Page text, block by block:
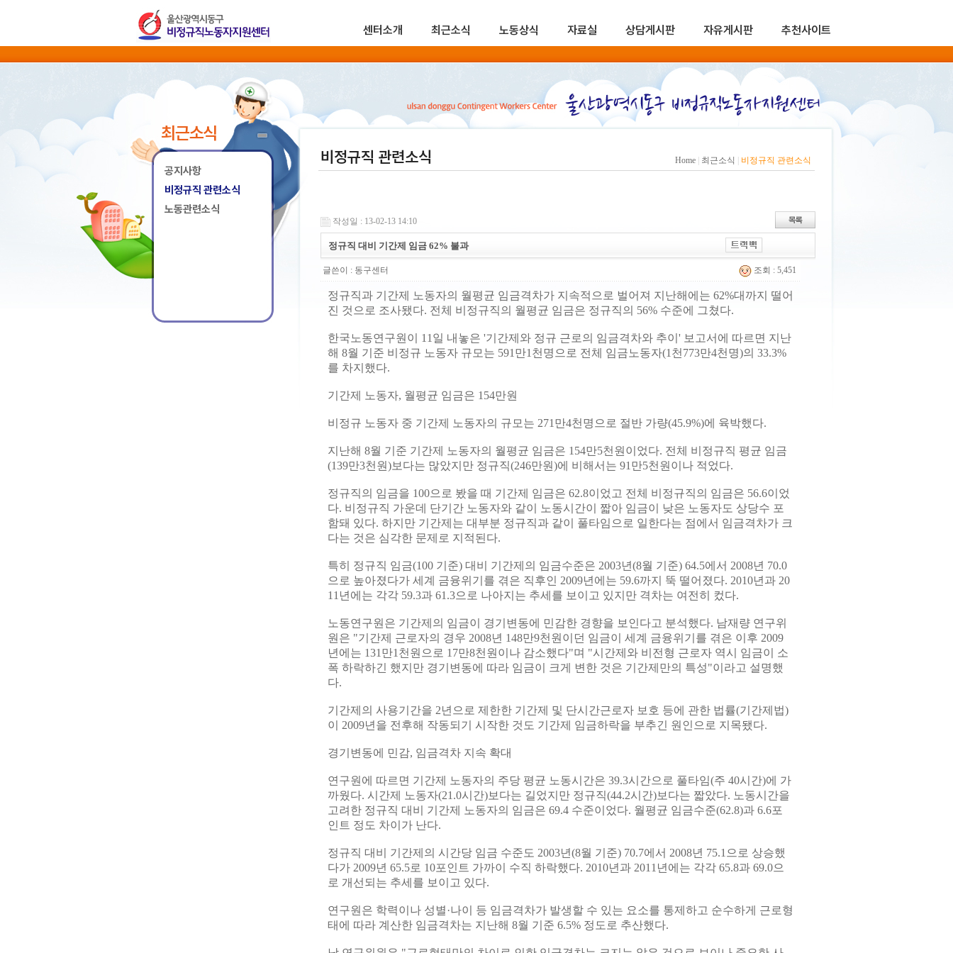
센터소개 최근소식 노동상식 자료실 상담게시판 자유게시판 추천사이트
최근소식
공지사항
비정규직 관련소식
노동관련소식
비정규직 관련소식 Home 최근소식 비정규직 관련소식
작성일 : 13-02-13 14:10
정규직 대비 기간제 임금 62% 불과
글쓴이 : 동구센터 조회 : 5,451
정규직과 기간제 노동자의 월평균 임금격차가 지속적으로 벌어져 지난해에는 62%대까지 떨어
진 것으로 조사됐다. 전체 비정규직의 월평균 임금은 정규직의 56% 수준에 그쳤다.
한국노동연구원이 11일 내놓은 '기간제와 정규 근로의 임금격차와 추이' 보고서에 따르면 지난
해 8월 기준 비정규 노동자 규모는 591만1천명으로 전체 임금노동자(1천773만4천명)의 33.3%
를 차지했다.
기간제 노동자, 월평균 임금은 154만원
비정규 노동자 중 기간제 노동자의 규모는 271만4천명으로 절반 가량(45.9%)에 육박했다.
지난해 8월 기준 기간제 노동자의 월평균 임금은 154만5천원이었다. 전체 비정규직 평균 임금
(139만3천원)보다는 많았지만 정규직(246만원)에 비해서는 91만5천원이나 적었다.
정규직의 임금을 100으로 봤을 때 기간제 임금은 62.8이었고 전체 비정규직의 임금은 56.6이었
다. 비정규직 가운데 단기간 노동자와 같이 노동시간이 짧아 임금이 낮은 노동자도 상당수 포
함돼 있다. 하지만 기간제는 대부분 정규직과 같이 풀타임으로 일한다는 점에서 임금격차가 크
다는 것은 심각한 문제로 지적된다.
특히 정규직 임금(100 기준) 대비 기간제의 임금수준은 2003년(8월 기준) 64.5에서 2008년 70.0
으로 높아졌다가 세계 금융위기를 겪은 직후인 2009년에는 59.6까지 뚝 떨어졌다. 2010년과 20
11년에는 각각 59.3과 61.3으로 나아지는 추세를 보이고 있지만 격차는 여전히 컸다.
노동연구원은 기간제의 임금이 경기변동에 민감한 경향을 보인다고 분석했다. 남재량 연구위
원은 "기간제 근로자의 경우 2008년 148만9천원이던 임금이 세계 금융위기를 겪은 이후 2009
년에는 131만1천원으로 17만8천원이나 감소했다"며 "시간제와 비전형 근로자 역시 임금이 소
폭 하락하긴 했지만 경기변동에 따라 임금이 크게 변한 것은 기간제만의 특성"이라고 설명했
다.
기간제의 사용기간을 2년으로 제한한 기간제 및 단시간근로자 보호 등에 관한 법률(기간제법)
이 2009년을 전후해 작동되기 시작한 것도 기간제 임금하락을 부추긴 원인으로 지목됐다.
경기변동에 민감, 임금격차 지속 확대
연구원에 따르면 기간제 노동자의 주당 평균 노동시간은 39.3시간으로 풀타임(주 40시간)에 가
까웠다. 시간제 노동자(21.0시간)보다는 길었지만 정규직(44.2시간)보다는 짧았다. 노동시간을
고려한 정규직 대비 기간제 노동자의 임금은 69.4 수준이었다. 월평균 임금수준(62.8)과 6.6포
인트 정도 차이가 난다.
정규직 대비 기간제의 시간당 임금 수준도 2003년(8월 기준) 70.7에서 2008년 75.1으로 상승했
다가 2009년 65.5로 10포인트 가까이 수직 하락했다. 2010년과 2011년에는 각각 65.8과 69.0으
로 개선되는 추세를 보이고 있다.
연구원은 학력이나 성별·나이 등 임금격차가 발생할 수 있는 요소를 통제하고 순수하게 근로형
태에 따라 계산한 임금격차는 지난해 8월 기준 6.5% 정도로 추산했다.